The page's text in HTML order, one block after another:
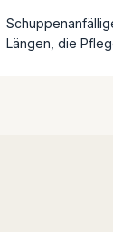
Längen, die